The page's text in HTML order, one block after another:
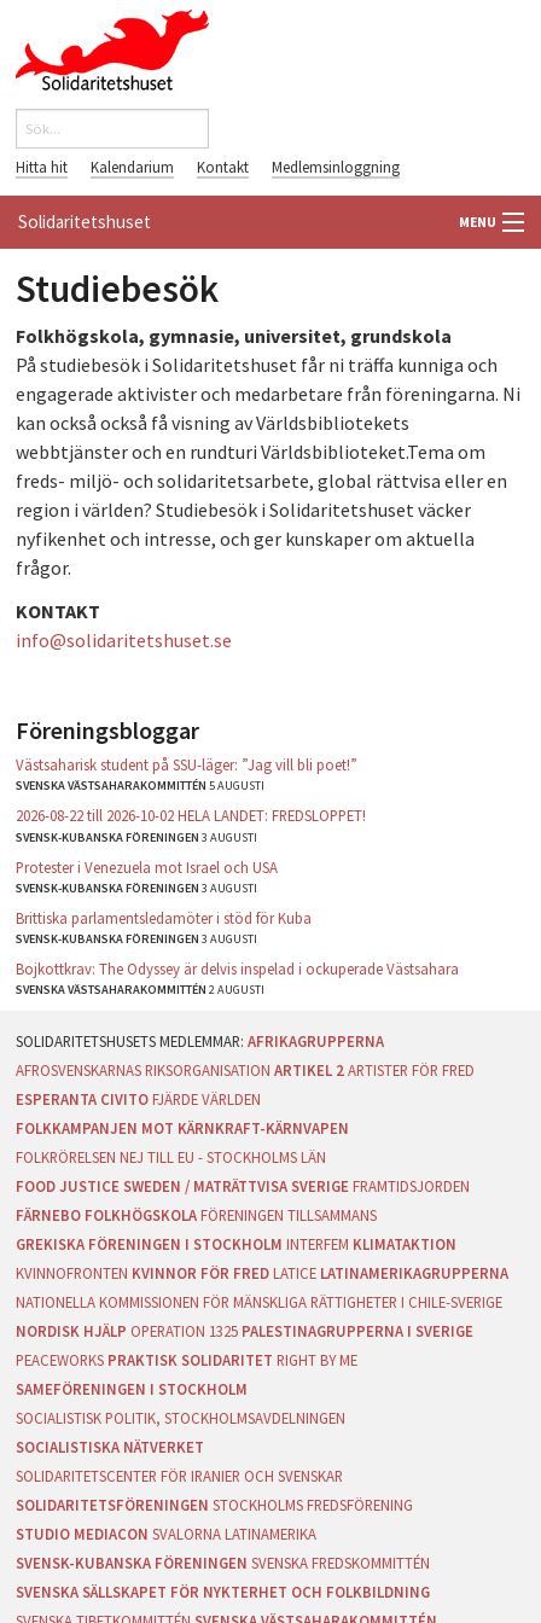
Hoppa till huvudinnehåll
Sökformulär
Hitta hit Kalendarium Kontakt Medlemsinloggning
Solidaritetshuset MENU
HEM
OM OSS
FÖRENINGAR
VÄRLDSBIBLIOTEKET
PÅ GÅNG
PLAY
Studiebesök
Folkhögskola, gymnasie, universitet, grundskola
På studiebesök i Solidaritetshuset får ni träffa kunniga och
engagerade aktivister och medarbetare från föreningarna. Ni
kan också också få visning av Världsbibliotekets
webbtjänster och en rundturi Världsbiblioteket.Tema om
freds- miljö- och solidaritetsarbete, global rättvisa eller en
region i världen? Studiebesök i Solidaritetshuset väcker
nyfikenhet och intresse, och ger kunskaper om aktuella
frågor.
KONTAKT
info@solidaritetshuset.se
Föreningsbloggar
Västsaharisk student på SSU-läger: ”Jag vill bli poet!”
SVENSKA VÄSTSAHARAKOMMITTÉN5 AUGUSTI
2026-08-22 till 2026-10-02 HELA LANDET: FREDSLOPPET!
SVENSK-KUBANSKA FÖRENINGEN3 AUGUSTI
Protester i Venezuela mot Israel och USA
SVENSK-KUBANSKA FÖRENINGEN3 AUGUSTI
Brittiska parlamentsledamöter i stöd för Kuba
SVENSK-KUBANSKA FÖRENINGEN3 AUGUSTI
Bojkottkrav: The Odyssey är delvis inspelad i ockuperade Västsahara
SVENSKA VÄSTSAHARAKOMMITTÉN2 AUGUSTI
AFRIKAGRUPPERNA
AFROSVENSKARNAS RIKSORGANISATION ARTIKEL 2 ARTISTER FÖR FRED
ESPERANTA CIVITO FJÄRDE VÄRLDEN
FOLKKAMPANJEN MOT KÄRNKRAFT-KÄRNVAPEN
FOLKRÖRELSEN NEJ TILL EU - STOCKHOLMS LÄN
FOOD JUSTICE SWEDEN / MATRÄTTVISA SVERIGE FRAMTIDSJORDEN
FÄRNEBO FOLKHÖGSKOLA FÖRENINGEN TILLSAMMANS
GREKISKA FÖRENINGEN I STOCKHOLM INTERFEM KLIMATAKTION
KVINNOFRONTEN KVINNOR FÖR FRED LATICE LATINAMERIKAGRUPPERNA
NATIONELLA KOMMISSIONEN FÖR MÄNSKLIGA RÄTTIGHETER I CHILE-SVERIGE
NORDISK HJÄLP OPERATION 1325 PALESTINAGRUPPERNA I SVERIGE
PEACEWORKS PRAKTISK SOLIDARITET RIGHT BY ME
SAMEFÖRENINGEN I STOCKHOLM
SOCIALISTISK POLITIK, STOCKHOLMSAVDELNINGEN
SOCIALISTISKA NÄTVERKET
SOLIDARITETSCENTER FÖR IRANIER OCH SVENSKAR
SOLIDARITETSFÖRENINGEN STOCKHOLMS FREDSFÖRENING
STUDIO MEDIACON SVALORNA LATINAMERIKA
SVENSK-KUBANSKA FÖRENINGEN SVENSKA FREDSKOMMITTÉN
SVENSKA SÄLLSKAPET FÖR NYKTERHET OCH FOLKBILDNING